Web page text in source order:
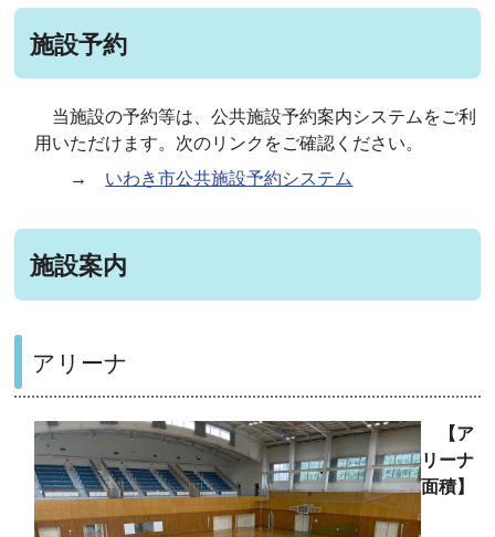
施設予約
当施設の予約等は、公共施設予約案内システムをご利
用いただけます。次のリンクをご確認ください。
→ いわき市公共施設予約システム
施設案内
アリーナ
【ア
リーナ
面積】